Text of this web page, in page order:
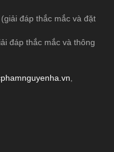
(giải đáp thắc mắc và đặt
đáp thắc mắc và thông